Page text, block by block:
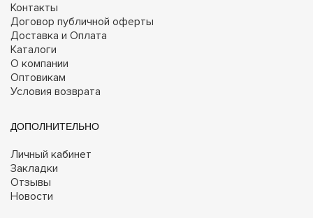
Контакты
Договор публичной оферты
Доставка и Оплата
Каталоги
О компании
Оптовикам
Условия возврата
ДОПОЛНИТЕЛЬНО
Личный кабинет
Закладки
Отзывы
Новости